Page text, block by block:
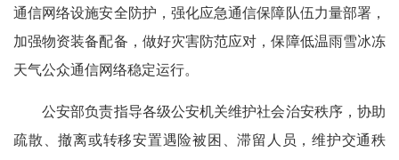
通信网络设施安全防护，强化应急通信保障队伍力量部署，
加强物资装备配备，做好灾害防范应对，保障低温雨雪冰冻
天气公众通信网络稳定运行。
公安部负责指导各级公安机关维护社会治安秩序，协助
疏散、撤离或转移安置遇险被困、滞留人员，维护交通秩